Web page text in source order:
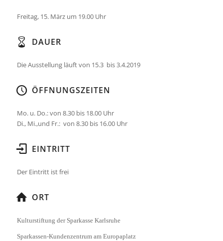
Freitag, 15. März um 19.00 Uhr
DAUER
Die Ausstellung läuft von 15.3 bis 3.4.2019
ÖFFNUNGSZEITEN
Mo. u. Do.: von 8.30 bis 18.00 Uhr
Di., Mi.,und Fr.: von 8.30 bis 16.00 Uhr
EINTRITT
Der Eintritt ist frei
ORT
Kulturstiftung der Sparkasse Karlsruhe
Sparkassen-Kundenzentrum am Europaplatz